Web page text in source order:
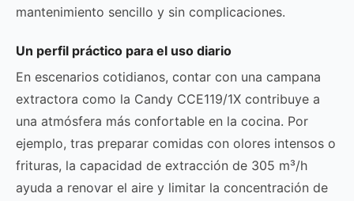
mantenimiento sencillo y sin complicaciones.
Un perfil práctico para el uso diario
En escenarios cotidianos, contar con una campana
extractora como la Candy CCE119/1X contribuye a
una atmósfera más confortable en la cocina. Por
ejemplo, tras preparar comidas con olores intensos o
frituras, la capacidad de extracción de 305 m³/h
ayuda a renovar el aire y limitar la concentración de